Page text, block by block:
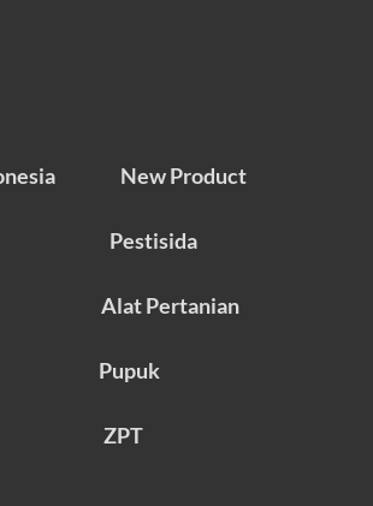
New Product
Pestisida
Alat Pertanian
Pupuk
ZPT